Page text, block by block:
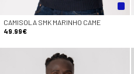
CAMISOLA SMK MARINHO CAME
49.99€